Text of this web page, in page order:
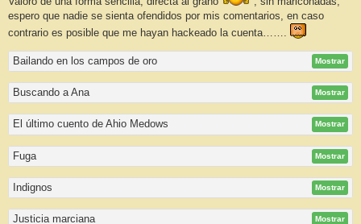
espero que nadie se sienta ofendidos por mis comentarios, en caso
contrario es posible que me hayan hackeado la cuenta…….
Bailando en los campos de oro Mostrar
Buscando a Ana Mostrar
El último cuento de Ahio Medows Mostrar
Fuga Mostrar
Indignos Mostrar
Justicia marciana Mostrar